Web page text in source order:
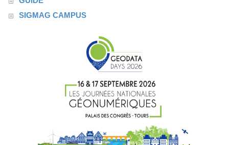
SIGMAG CAMPUS